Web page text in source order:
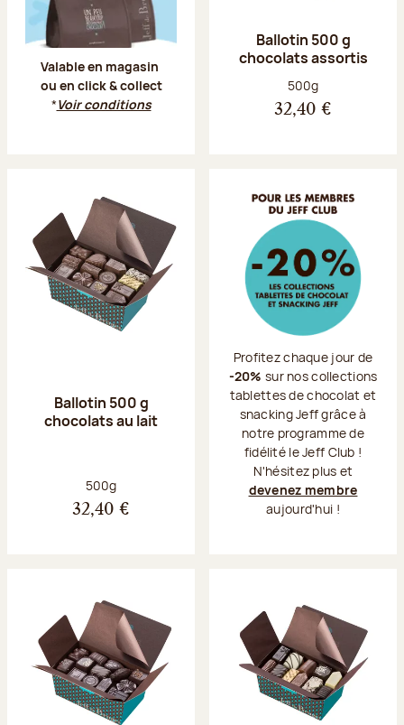
Valable en magasin
ou en click & collect
*Voir conditions
Ballotin 500 g
chocolats assortis
Poids net :
500g
32,40 €
Ballotin 500 g
chocolats au lait
Poids net :
500g
32,40 €
Profitez chaque jour de
-20% sur nos collections
tablettes de chocolat et
snacking Jeff grâce à
notre programme de
fidélité le Jeff Club !
N'hésitez plus et
devenez membre
aujourd'hui !